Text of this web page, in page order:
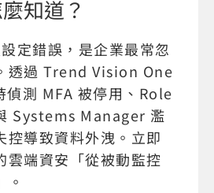
知道？
定錯誤，是企業最常忽
透過 Trend Vision One
測 MFA 被停用、Role
Systems Manager 濫
控導致資料外洩。立即
雲端資安「從被動監控